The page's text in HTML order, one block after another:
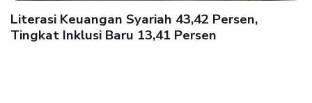
Literasi Keuangan Syariah 43,42 Persen,
Tingkat Inklusi Baru 13,41 Persen